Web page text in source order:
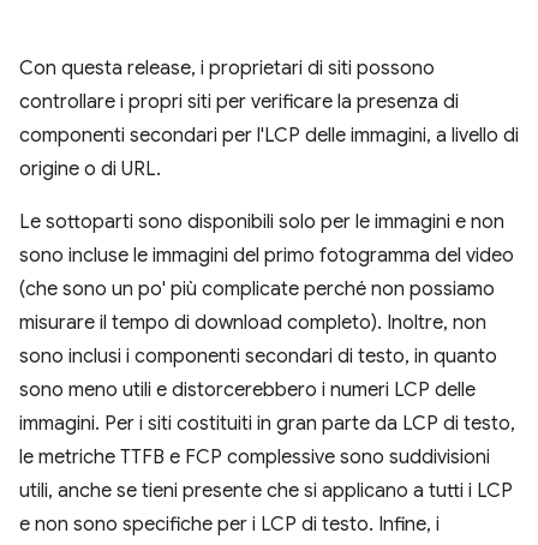
Con questa release, i proprietari di siti possono
controllare i propri siti per verificare la presenza di
componenti secondari per l'LCP delle immagini, a livello di
origine o di URL.
Le sottoparti sono disponibili solo per le immagini e non
sono incluse le immagini del primo fotogramma del video
(che sono un po' più complicate perché non possiamo
misurare il tempo di download completo). Inoltre, non
sono inclusi i componenti secondari di testo, in quanto
sono meno utili e distorcerebbero i numeri LCP delle
immagini. Per i siti costituiti in gran parte da LCP di testo,
le metriche TTFB e FCP complessive sono suddivisioni
utili, anche se tieni presente che si applicano a tutti i LCP
e non sono specifiche per i LCP di testo. Infine, i